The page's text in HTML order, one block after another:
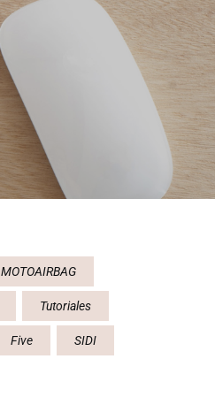
MOTOAIRBAG
Tutoriales
Five SIDI